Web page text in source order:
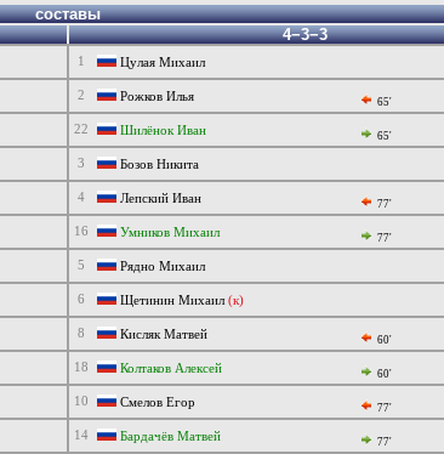
составы
4−3−3
1 Цулая Михаил
2 Рожков Илья 65'
22 Шилёнок Иван 65'
3 Бозов Никита
4 Лепский Иван 77'
16 Умников Михаил 77'
5 Рядно Михаил
6 Щетинин Михаил (к)
8 Кисляк Матвей 60'
18 Колтаков Алексей 60'
10 Смелов Егор 77'
14 Бардачёв Матвей 77'